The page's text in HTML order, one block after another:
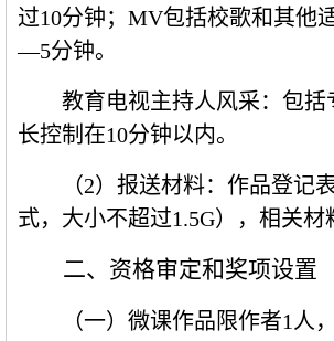
过10分钟； MV包括校歌和其他
—5分钟。
教育电视主持人风采：包
长控制在10分钟以内。
（2）报送材料：作品登记
式，大小不超过1.5G），相关材
二、 资格审定和奖项设置
（一）微课作品限作者1人